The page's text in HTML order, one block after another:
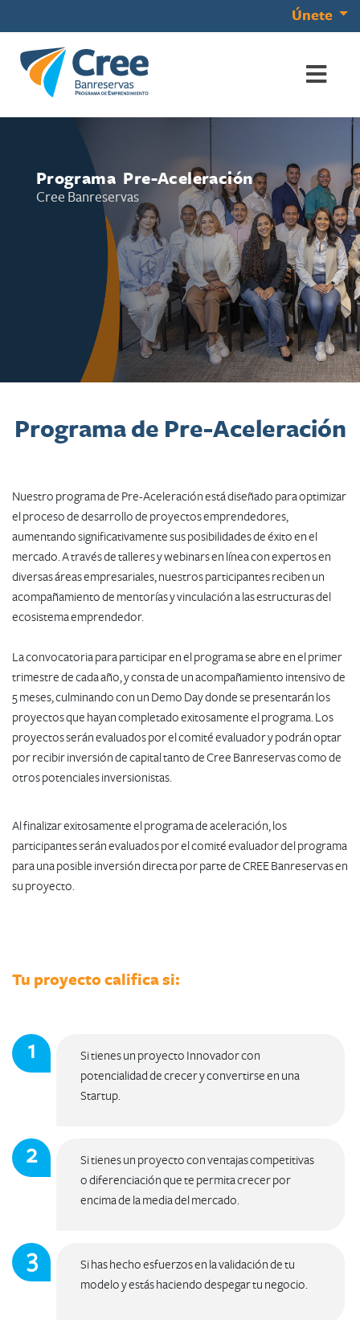
Únete
Programa Pre-Aceleración
Cree Banreservas
​​​Programa de Pre-Aceleración
Nuestro programa de Pre-Aceleración está diseñado para optimizar
el proceso de desarrollo de proyectos emprendedores,
aumentando significativamente sus posibilidades de éxito en el
mercado. A través de talleres y webinars en línea con expertos en
diversas áreas empresariales, nuestros participantes reciben un
acompañamiento de mentorías y vinculación a las estructuras del
ecosistema emprendedor.
La convocatoria para participar en el programa se abre en el primer
trimestre de cada año, y consta de un acompañamiento intensivo de
5 meses, culminando con un Demo Day donde se presentarán los
proyectos que hayan completado exitosamente el programa. Los
proyectos serán evaluados por el comité evaluador y podrán optar
por recibir inversión de capital tanto de Cree Banreservas como de
otros potenciales inversionistas.
Al finalizar exitosamente el programa de aceleración, los
participantes serán evaluados por el comité evaluador del programa
para una posible inversión directa por parte de CREE Banreservas en
su proyecto.
​Tu proyecto califica si:
Si tienes un proyecto Innovador con
potencialidad de crecer y convertirse en una
Startup.
Si tienes un proyecto con ventajas competitivas
o diferenciación que te permita crecer por
encima de la media del mercado.
Si has hecho esfuerzos en la validación de tu
modelo y estás haciendo despegar tu negocio.